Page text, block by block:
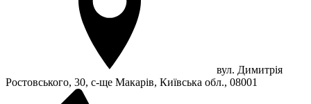
вул. Димитрія
Ростовського, 30, с-ще Макарів, Київська обл., 08001